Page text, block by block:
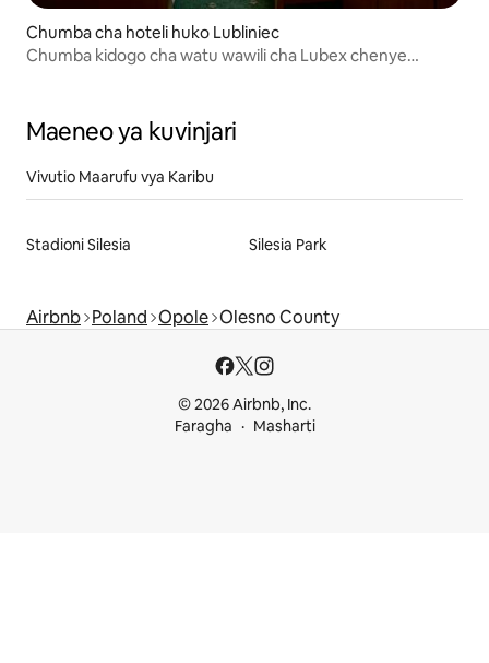
Chumba cha hoteli huko Lubliniec
Chumba kidogo cha watu wawili cha Lubex chenye
Maeneo ya kuvinjari
Vivutio Maarufu vya Karibu
Stadioni Silesia Silesia Park
Airbnb Poland Opole Olesno County
© 2026 Airbnb, Inc.
Faragha
Masharti